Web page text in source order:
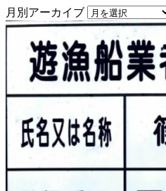
月別アーカイブ